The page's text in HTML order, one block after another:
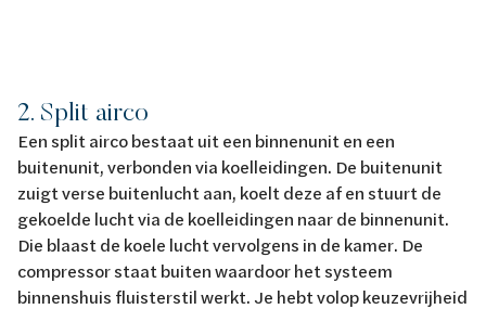
2. Split airco
Een split airco bestaat uit een binnenunit en een
buitenunit, verbonden via koelleidingen. De buitenunit
zuigt verse buitenlucht aan, koelt deze af en stuurt de
gekoelde lucht via de koelleidingen naar de binnenunit.
Die blaast de koele lucht vervolgens in de kamer. De
compressor staat buiten waardoor het systeem
binnenshuis fluisterstil werkt. Je hebt volop keuzevrijheid